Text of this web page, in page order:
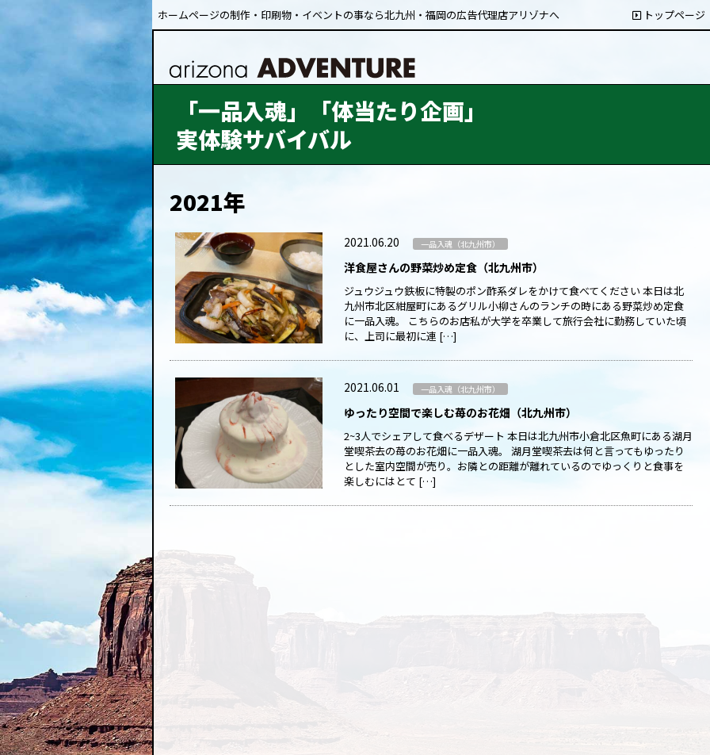
ホームページの制作・印刷物・イベントの事なら北九州・福岡の広告代理店アリゾナへ トップページ
「一品入魂」「体当たり企画」
実体験サバイバル
2021年
2021.06.20 一品入魂（北九州市）
洋食屋さんの野菜炒め定食（北九州市）
ジュウジュウ鉄板に特製のポン酢系ダレをかけて食べてください 本日は北
九州市北区紺屋町にあるグリル小柳さんのランチの時にある野菜炒め定食
に一品入魂。 こちらのお店私が大学を卒業して旅行会社に勤務していた頃
に、上司に最初に連 […]
2021.06.01 一品入魂（北九州市）
ゆったり空間で楽しむ苺のお花畑（北九州市）
2~3人でシェアして食べるデザート 本日は北九州市小倉北区魚町にある湖月
堂喫茶去の苺のお花畑に一品入魂。 湖月堂喫茶去は何と言ってもゆったり
とした室内空間が売り。お隣との距離が離れているのでゆっくりと食事を
楽しむにはとて […]